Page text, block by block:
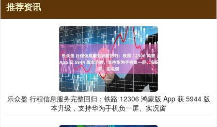
推荐资讯
乐众盈 行程信息服务完整回归：铁路 12306 鸿蒙版 App 获 5944 版
本升级，支持华为手机负一屏、实况窗